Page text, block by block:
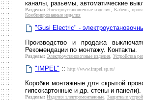
каналы, разьемы, автоматические
Разделы: Электроустановочные изделия, Кабель,
Комбинированные изделия
"Gusi Electric" -
Производство и продажа
Рекомендации по монтажу. Контакты.
Разделы: Электроустановочные изделия Устройства
"IMPEL" :: http://www.impel.sp.ru/
Коробки монтажные для скрытой
гипсокартонные и др. стены и панели).
Разделы: Изделия электромонтажные Защитные